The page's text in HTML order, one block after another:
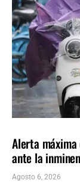
Alerta
ante la
Agosto 6, 2026